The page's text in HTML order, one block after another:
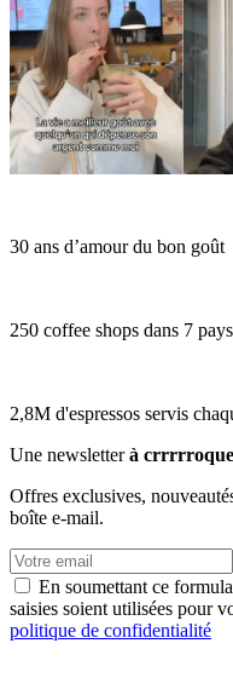
30 ans d’amour du bon goût
250 coffee shops dans 7 pays
2,8M d'espressos servis
Une newsletterà
Offres exclusives,
boîte e-mail.
En soumettant ce
saisies soient utilisées pour
politique de confidentialité